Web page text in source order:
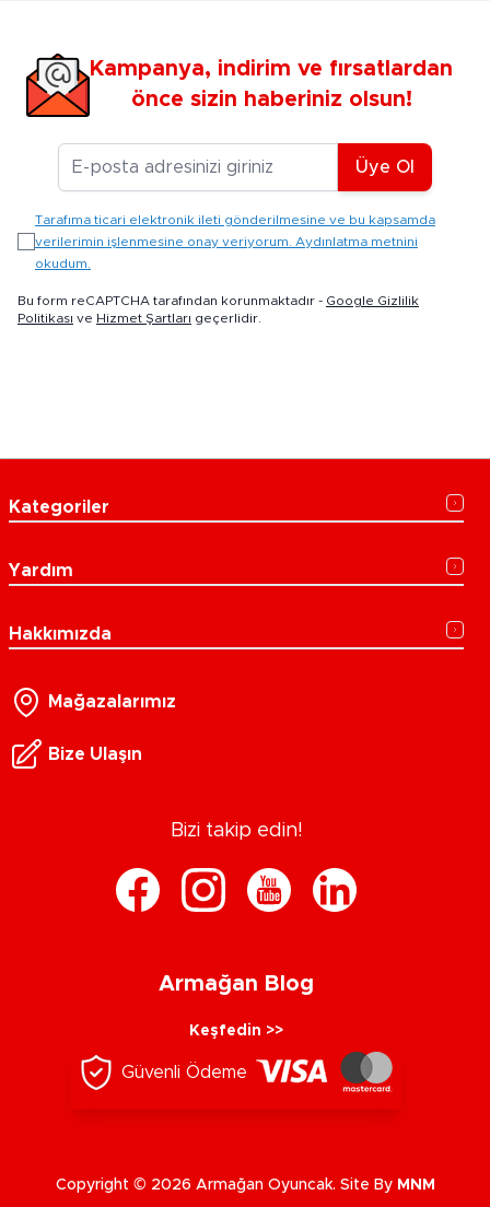
Kampanya, indirim ve fırsatlardan
önce sizin haberiniz olsun!
E-posta Adresiniz
Üye Ol
Tarafıma ticari elektronik ileti gönderilmesine ve bu kapsamda
verilerimin işlenmesine onay veriyorum. Aydınlatma metnini
okudum.
Bu form reCAPTCHA tarafından korunmaktadır - Google Gizlilik
Politikası ve Hizmet Şartları geçerlidir.
Kategoriler
Yardım
Hakkımızda
Mağazalarımız
Bize Ulaşın
Bizi takip edin!
Armağan Blog
Keşfedin >>
Güvenli Ödeme
Copyright © 2026 Armağan Oyuncak. Site By MNM